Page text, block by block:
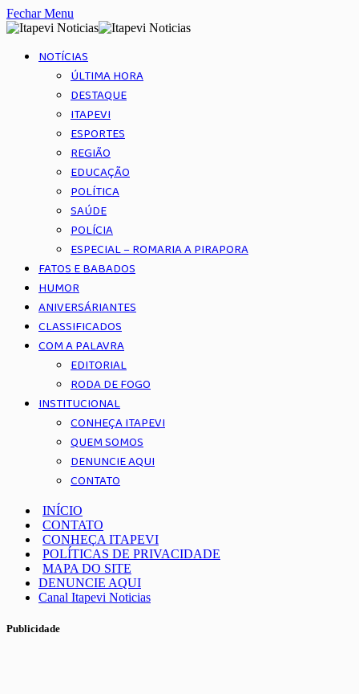
Fechar Menu
NOTÍCIAS
ÚLTIMA HORA
DESTAQUE
ITAPEVI
ESPORTES
REGIÃO
EDUCAÇÃO
POLÍTICA
SAÚDE
POLÍCIA
ESPECIAL – ROMARIA A PIRAPORA
FATOS E BABADOS
HUMOR
ANIVERSÁRIANTES
CLASSIFICADOS
COM A PALAVRA
EDITORIAL
RODA DE FOGO
INSTITUCIONAL
CONHEÇA ITAPEVI
QUEM SOMOS
DENUNCIE AQUI
CONTATO
INÍCIO
CONTATO
CONHEÇA ITAPEVI
POLÍTICAS DE PRIVACIDADE
MAPA DO SITE
DENUNCIE AQUI
Canal Itapevi Noticias
Publicidade